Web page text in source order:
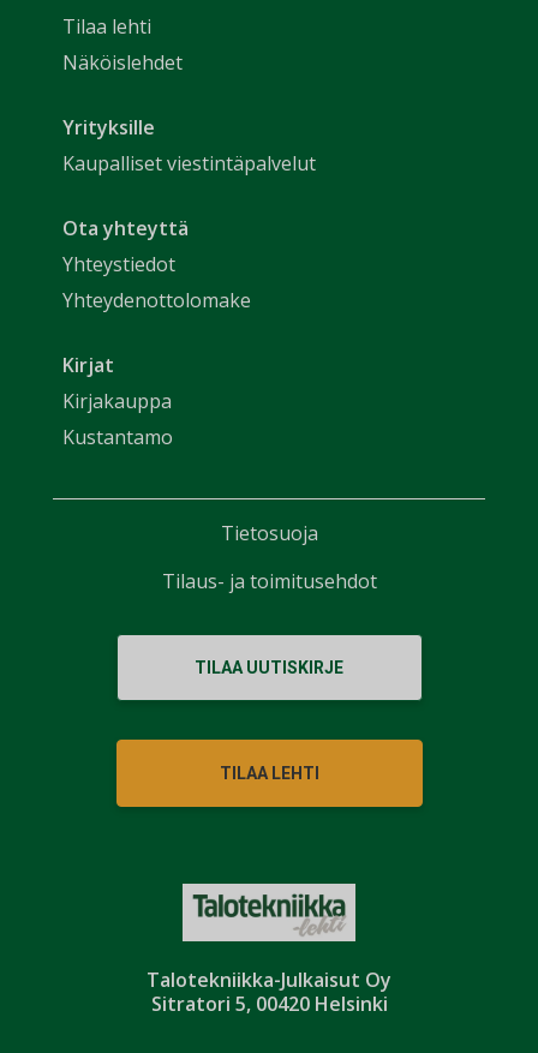
Talotekniikka-Julkaisut Oy
Sitratori 5, 00420 Helsinki
Tilaa lehti
Näköislehdet
Yrityksille
Kaupalliset viestintäpalvelut
Ota yhteyttä
Yhteystiedot
Yhteydenottolomake
Kirjat
Kirjakauppa
Kustantamo
TILAA UUTISKIRJE
TILAA LEHTI
Tietosuoja
Tilaus- ja toimitusehdot